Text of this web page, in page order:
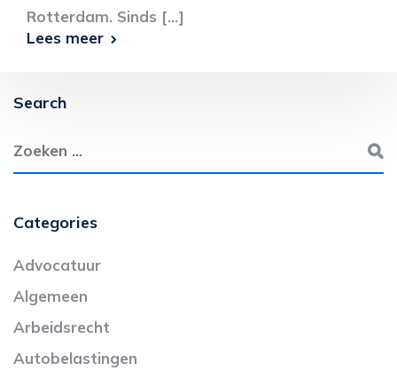
Rotterdam. Sinds [...]
Lees meer
Search
Categories
Advocatuur
Algemeen
Arbeidsrecht
Autobelastingen